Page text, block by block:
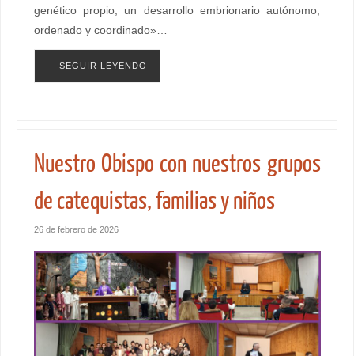
genético propio, un desarrollo embrionario autónomo,
ordenado y coordinado»…
SEGUIR LEYENDO
Nuestro Obispo con nuestros grupos
de catequistas, familias y niños
26 de febrero de 2026